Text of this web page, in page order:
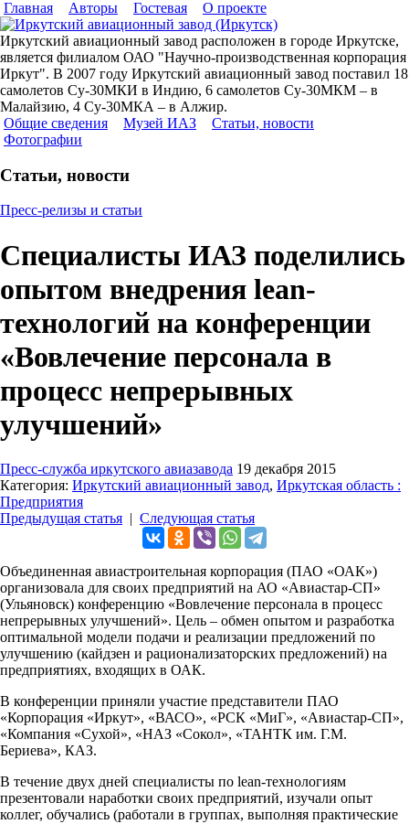
Главная Авторы Гостевая О проекте
Иркутский авиационный завод расположен в городе Иркутске,
является филиалом ОАО "Научно-производственная корпорация
Иркут". В 2007 году Иркутский авиационный завод поставил 18
самолетов Су-30МКИ в Индию, 6 самолетов Су-30МКМ – в
Малайзию, 4 Су-30МКА – в Алжир.
Общие сведения
Музей ИАЗ
Статьи, новости
Фотографии
Статьи, новости
Пресс-релизы и статьи
Специалисты ИАЗ поделились
опытом внедрения lean-
технологий на конференции
«Вовлечение персонала в
процесс непрерывных
улучшений»
Пресс-служба иркутского авиазавода 19 декабря 2015
Категория: Иркутский авиационный завод, Иркутская область :
Предприятия
Предыдущая статья | Следующая статья
Объединенная авиастроительная корпорация (ПАО «ОАК»)
организовала для своих предприятий на АО «Авиастар-СП»
(Ульяновск) конференцию «Вовлечение персонала в процесс
непрерывных улучшений». Цель – обмен опытом и разработка
оптимальной модели подачи и реализации предложений по
улучшению (кайдзен и рационализаторских предложений) на
предприятиях, входящих в ОАК.
В конференции приняли участие представители ПАО
«Корпорация «Иркут», «ВАСО», «РСК «МиГ», «Авиастар-СП»,
«Компания «Сухой», «НАЗ «Сокол», «ТАНТК им. Г.М.
Бериева», КАЗ.
В течение двух дней специалисты по lean-технологиям
презентовали наработки своих предприятий, изучали опыт
коллег, обучались (работали в группах, выполняя практические